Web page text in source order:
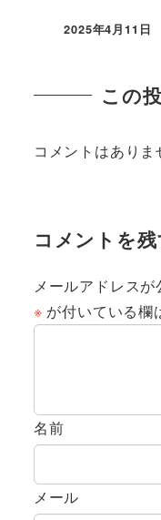
投稿日
2025年4月11日
この
コメントはありま
コメントを
メールアドレスが
※ が付いている欄
名前
メール